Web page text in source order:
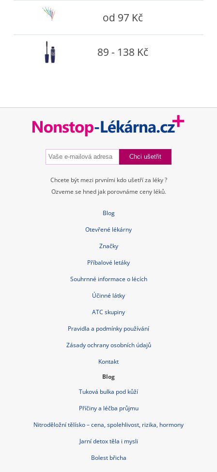
od 97 Kč
89 - 138 Kč
Chcete být mezi prvními kdo ušetří za léky ?
Ozveme se hned jak porovnáme ceny léků.
Blog
Otevřené lékárny
Značky
Příbalové letáky
Souhrnné informace o lécích
Účinné látky
ATC skupiny
Pravidla a podmínky používání
Zásady ochrany osobních údajů
Kontakt
Blog
Tuková bulka pod kůží
Příčiny a léčba průjmu
Nitroděložní tělísko – cena, spolehlivost, rizika, hormony
Jarní detox těla i mysli
Bolest břicha